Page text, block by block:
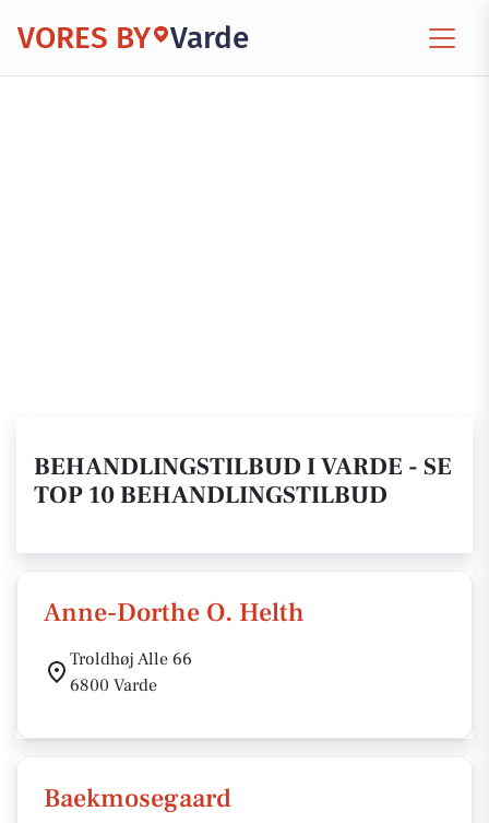
VORES BY Varde
BEHANDLINGSTILBUD I VARDE - SE
TOP 10 BEHANDLINGSTILBUD
Anne-Dorthe O. Helth
Troldhøj Alle 66
6800 Varde
Baekmosegaard